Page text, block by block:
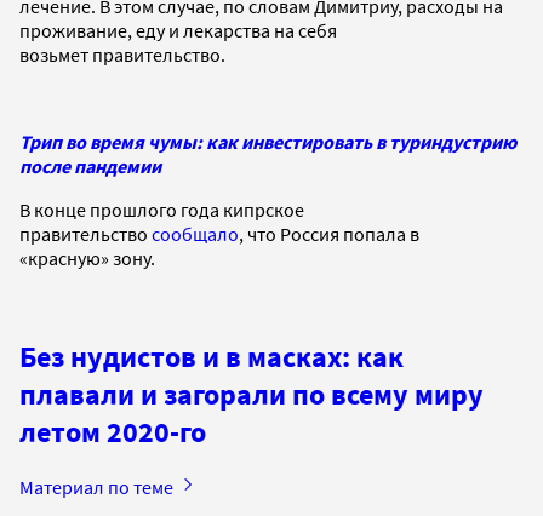
лечение. В этом случае, по словам Димитриу, расходы на
проживание, еду и лекарства на себя
возьмет правительство.
Трип во время чумы: как инвестировать в туриндустрию
после пандемии
В конце прошлого года кипрское
правительство сообщало, что Россия попала в
«красную» зону.
Без нудистов и в масках: как
плавали и загорали по всему миру
летом 2020-го
Материал по теме